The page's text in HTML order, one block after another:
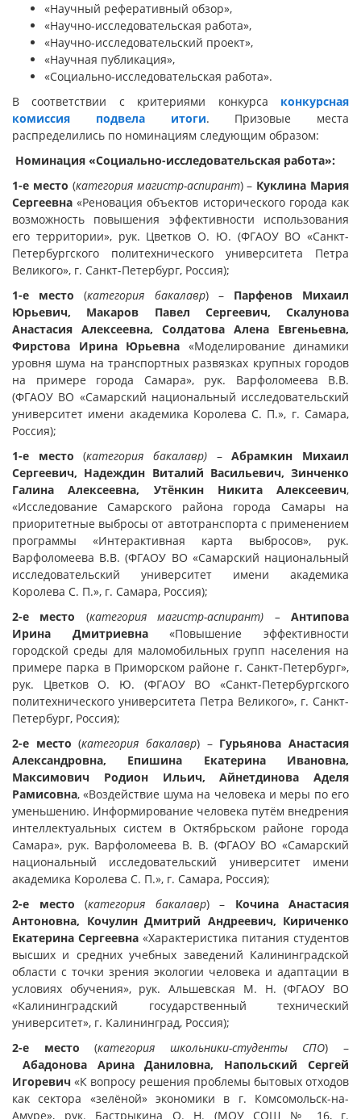
«Научный реферативный обзор»,
«Научно-исследовательская работа»,
«Научно-исследовательский проект»,
«Научная публикация»,
«Социально-исследовательская работа».
В соответствии с критериями конкурса конкурсная
комиссия подвела итоги. Призовые места
распределились по номинациям следующим образом:
Номинация «Социально-исследовательская работа»:
1-е место (категория магистр-аспирант) – Куклина Мария
Сергеевна «Реновация объектов исторического города как
возможность повышения эффективности использования
его территории», рук. Цветков О. Ю. (ФГАОУ ВО «Санкт-
Петербургского политехнического университета Петра
Великого», г. Санкт-Петербург, Россия);
1-е место (категория бакалавр) –Парфенов Михаил
Юрьевич, Макаров Павел Сергеевич, Скалунова
Анастасия Алексеевна, Солдатова Алена Евгеньевна,
Фирстова Ирина Юрьевна «Моделирование динамики
уровня шума на транспортных развязках крупных городов
на примере города Самара», рук. Варфоломеева В.В.
(ФГАОУ ВО «Самарский национальный исследовательский
университет имени академика Королева С. П.», г. Самара,
Россия);
1-е место (категория бакалавр) –Абрамкин Михаил
Сергеевич, Надеждин Виталий Васильевич, Зинченко
Галина Алексеевна, Утёнкин Никита Алексеевич,
«Исследование Самарского района города Самары на
приоритетные выбросы от автотранспорта с применением
программы «Интерактивная карта выбросов», рук.
Варфоломеева В.В. (ФГАОУ ВО «Самарский национальный
исследовательский университет имени академика
Королева С. П.», г. Самара, Россия);
2-е место (категория магистр-аспирант) –Антипова
Ирина Дмитриевна«Повышение эффективности
городской среды для маломобильных групп населения на
примере парка в Приморском районе г. Санкт-Петербург»,
рук. Цветков О. Ю. (ФГАОУ ВО «Санкт-Петербургского
политехнического университета Петра Великого», г. Санкт-
Петербург, Россия);
2-е место (категория бакалавр) –Гурьянова Анастасия
Александровна, Епишина Екатерина Ивановна,
Максимович Родион Ильич, Айнетдинова Аделя
Рамисовна, «Воздействие шума на человека и меры по его
уменьшению. Информирование человека путём внедрения
интеллектуальных систем в Октябрьском районе города
Самара», рук. Варфоломеева В. В. (ФГАОУ ВО «Самарский
национальный исследовательский университет имени
академика Королева С. П.», г. Самара, Россия);
2-е место (категория бакалавр) – Кочина Анастасия
Антоновна, Кочулин Дмитрий Андреевич, Кириченко
Екатерина Сергеевна «Характеристика питания студентов
высших и средних учебных заведений Калининградской
области с точки зрения экологии человека и адаптации в
условиях обучения», рук. Альшевская М. Н. (ФГАОУ ВО
«Калининградский государственный технический
университет», г. Калининград, Россия);
2-е место (категория школьники-студенты СПО) –
Абадонова Арина Даниловна, Напольский Сергей
Игоревич «К вопросу решения проблемы бытовых отходов
как сектора «зелёной» экономики в г. Комсомольск-на-
Амуре», рук. Бастрыкина О. Н. (МОУ СОШ № 16, г.